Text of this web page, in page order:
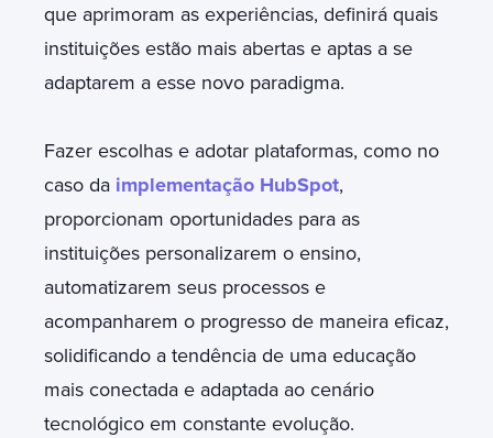
que aprimoram as experiências, definirá quais
instituições estão mais abertas e aptas a se
adaptarem a esse novo paradigma.
Fazer escolhas e adotar plataformas, como no
caso da implementação HubSpot,
proporcionam oportunidades para as
instituições personalizarem o ensino,
automatizarem seus processos e
acompanharem o progresso de maneira eficaz,
solidificando a tendência de uma educação
mais conectada e adaptada ao cenário
tecnológico em constante evolução.